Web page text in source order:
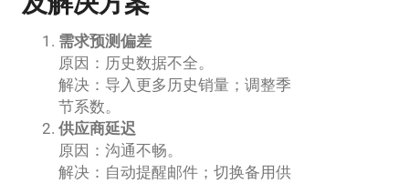
需求预测偏差
原因：历史数据不全。
解决：导入更多历史销量；调整季
节系数。
供应商延迟
原因：沟通不畅。
解决：自动提醒邮件；切换备用供